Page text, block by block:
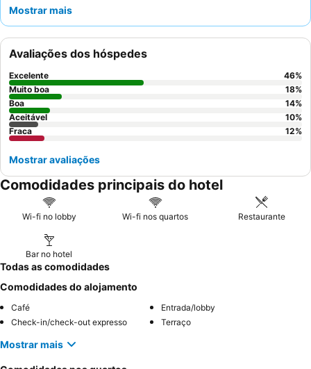
consistentemente fiável em todas as áreas, atendendo tanto às
consistentemente os
profissionais, e aexcelente variedade de pequeno-almoço
com opções quentes e iguarias locais. Para uma estadia mais
tranquila, os hóspedes são aconselhados a solicitar um quarto
virado para o jardim.
Mostrar mais
Avaliações dos hóspedes
Excelente 46%
Muito boa
18%
Boa
14%
Aceitável
10%
Fraca
12%
Mostrar avaliações
Comodidades principais do hotel
Wi-fi no lobby Wi-fi nos quartos Restaurante
Bar no hotel
Todas as comodidades
Comodidades do alojamento
Café
Entrada/lobby
Check-in/check-out expresso
Terraço
Mostrar mais